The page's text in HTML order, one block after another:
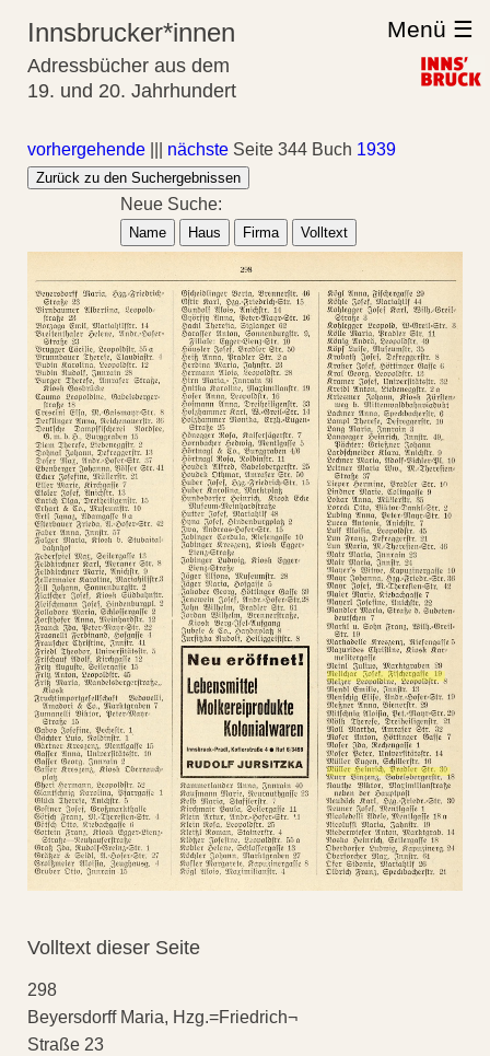
Innsbrucker*innen
Adressbücher aus dem
19. und 20. Jahrhundert
Menü ☰
vorhergehende nächste Seite 344 Buch 1939
Zurück zu den Suchergebnissen
Neue Suche:
Name Haus Firma Volltext
Volltext dieser Seite
298
Beyersdorff Maria, Hzg.=Friedrich¬
Straße 23